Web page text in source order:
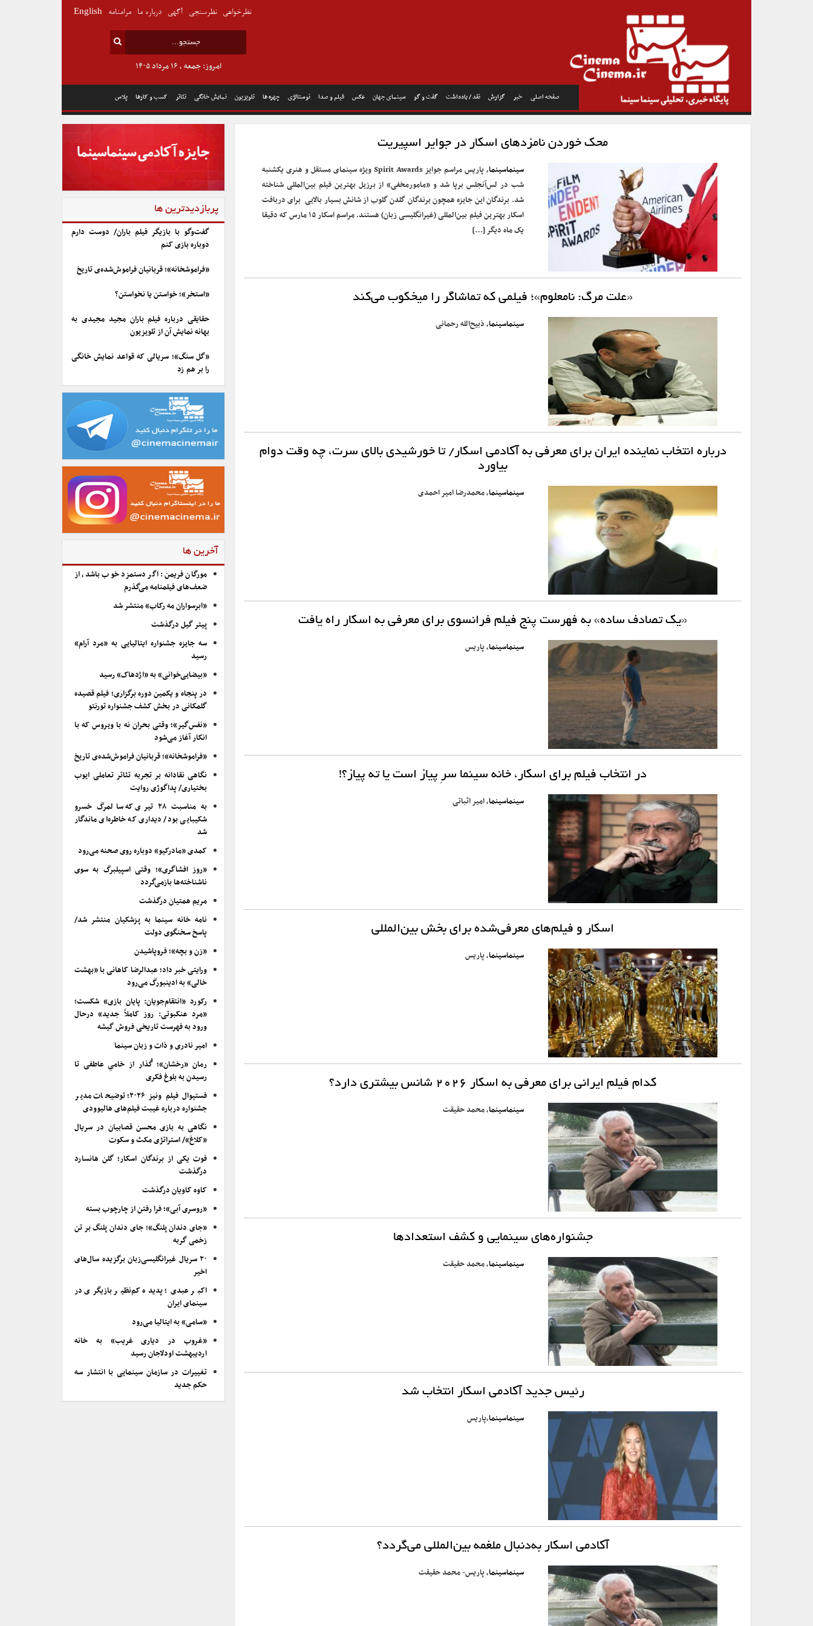
صفحه اصلی خبر گزارش نقد / یادداشت گفت و گو سینمای جهان عکس فیلم و صدا نوستالژی چهره ها تلویزیون نمایش خانگی تئاتر کسب و کارها پلاس
امروز: جمعه , ۱۶ مرداد ۱۴۰۵
نظرخواهی نظرسنجی آگهی درباره ما مرامنامه English
محک خوردن نامزدهای اسکار در جوایر اسپیریت
سینماسینما
، پاریس مراسم جوایز Spirit Awards ویژه سینمای مستقل و هنری یکشنبه
شب در لس‌آنجلس برپا شد و «مامور‌مخفی» از برزیل بهترین فیلم بین‌المللی شناخته
شد. برندگان این جایزه همچون برندگان گلدن گلوب از شانش بسیار بالایی برای دربافت
اسکار بهترین فیلم بین‌المللی (غیرانگلیسی زبان) هستند. مراسم اسکار ۱۵ مارس که دقیقا
یک ماه دیگر […]
«علت مرگ: نامعلوم»؛ فیلمی که تماشاگر را میخکوب می‌کند
سینماسینما، ذبیح‌الله رحمانی
درباره انتخاب نماینده ایران برای معرفی به آکادمی اسکار/ تا خورشیدی بالای سرت، چه وقت دوام
بیاورد
سینماسینما، محمدرضا امیر احمدی
«یک تصادف ساده» به فهرست پنج فیلم فرانسوی برای معرفی به اسکار راه یافت
سینماسینما، پاریس
در انتخاب فیلم برای اسکار، خانه سینما سرِ پیاز است یا ته پیاز؟!
سینماسینما، امیر اثباتی
اسکار و فیلم‌های معرفی‌شده برای بخش بین‌المللی
سینماسینما، پاریس
کدام فیلم ایرانی برای معرفی به اسکار ۲۰۲۶ شانس بیشتری دارد؟
سینماسینما، محمد حقیقت
جشنواره‌های سینمایی و کشف استعدادها
سینماسینما، محمد حقیقت
رئیس جدید آکادمی اسکار انتخاب شد
سینماسینما،پاریس
آکادمی اسکار به‌دنبال ملغمه بین‌المللی می‌گردد؟
سینماسینما، پاریس- محمد حقیقت
پربازدیدترین ها
گفت‌وگو با بازیگر فیلم باران/ دوست دارم
دوباره بازی کنم
«فراموشخانه»؛ قربانیان فراموش‌شده‌ی تاریخ
«استخر»؛ خواستن یا نخواستن؟
حقایقی درباره فیلم باران مجید مجیدی به
بهانه نمایش آن از تلویزیون
«گل سنگ»؛ سریالی که قواعد نمایش خانگی
را بر هم زد
آخرین ها
مورگان فریمن: اگر دستمزد خوب باشد، از
ضعف‌های فیلمنامه می‌گذرم
«ابرسواران مه رکاب» منتشر شد
پیتر گیل درگذشت
سه جایزه جشنواره ایتالیایی به «مرد آرام»
رسید
«بیضایی‌خوانی» به «اژدهاک» رسید
در پنجاه و یکمین دوره برگزاری؛ فیلم قصیده
گلمکانی در بخش کشف جشنواره تورنتو
«نفس‌گیر»؛ وقتی بحران نه با ویروس که با
انکار آغاز می‌شود
«فراموشخانه»؛ قربانیان فراموش‌شده‌ی تاریخ
نگاهی نقادانه بر تجربه تئاتر تعاملی ایوب
بختیاری/ پداگوژی روایت
به مناسبت ۲۸ تیری که سالمرگ خسرو
شکیبایی بود/ دیداری که خاطره‌ای ماندگار
شد
کمدی «مادرکیو» دوباره روی صحنه می‌رود
«روز افشاگری»؛ وقتی اسپیلبرگ به سوی
ناشناخته‌ها بازمی‌گردد
مریم همتیان درگذشت
نامه خانه سینما به پزشکیان منتشر شد/
پاسخ سخنگوی دولت
«زن و بچه»؛ فروپاشیدن
ورایتی خبر داد؛ عبدالرضا کاهانی با «بهشت
خالی» به ادینبورگ می‌رود
رکورد «انتقام‌جویان: پایان بازی» شکست؛
«مرد عنکبوتی: روز کاملاً جدید» درحال
ورود به فهرست تاریخی فروش گیشه
امیر نادری و ذات و زبان سینما
رمان «رخشان»؛ گُذار از خامیِ عاطفی تا
رسیدن به بلوغ فکری
فستیوال فیلم ونیز ۲۰۲۶؛ توضیحات مدیر
جشنواره درباره غیبت فیلم‌های هالیوودی
نگاهی به بازی محسن قصابیان در سریال
«کلاغ»/ استراتژی مکث و سکوت
فوت یکی از برندگان اسکار؛ گلن هانسارد
درگذشت
کاوه کاویان درگذشت
«روسری آبی»؛ فرا رفتن از چارچوب بسته
«جای دندان پلنگ»؛ جای دندان پلنگ بر تن
زخمی گربه
۲۰ سریال غیرانگلیسی‌زبان برگزیده سال‌های
اخیر
اکبر عبدی؛ پدیده کم‌نظیر بازیگری در
سینمای ایران
«سامی» به ایتالیا می‌رود
«غروب در دیاری غریب» به خانه
اردیبهشت اودلاجان رسید
تغییرات در سازمان سینمایی با انتشار سه
حکم جدید